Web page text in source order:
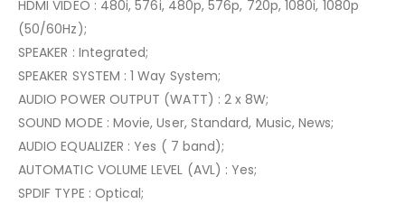
HDMI VIDEO : 480i, 576i, 480p, 576p, 720p, 1080i, 1080p
(50/60Hz);
SPEAKER : Integrated;
SPEAKER SYSTEM : 1 Way System;
AUDIO POWER OUTPUT (WATT) : 2 x 8W;
SOUND MODE : Movie, User, Standard, Music, News;
AUDIO EQUALIZER : Yes ( 7 band);
AUTOMATIC VOLUME LEVEL (AVL) : Yes;
SPDIF TYPE : Optical;